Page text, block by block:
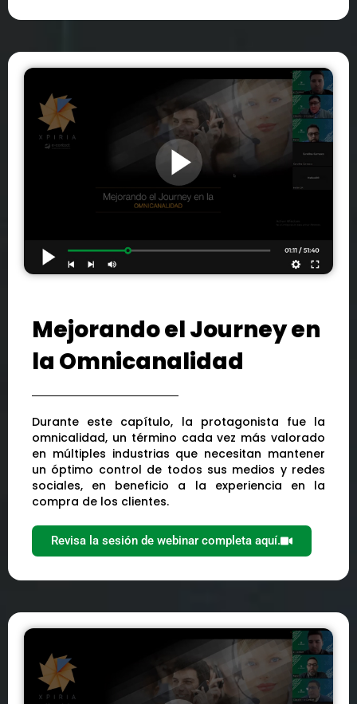
Mejorando el Journey en
la Omnicanalidad
Durante este capítulo, la protagonista fue la
omnicalidad, un término cada vez más valorado
en múltiples industrias que necesitan mantener
un óptimo control de todos sus medios y redes
sociales, en beneficio a la experiencia en la
compra de los clientes.
Revisa la sesión de webinar completa aquí.